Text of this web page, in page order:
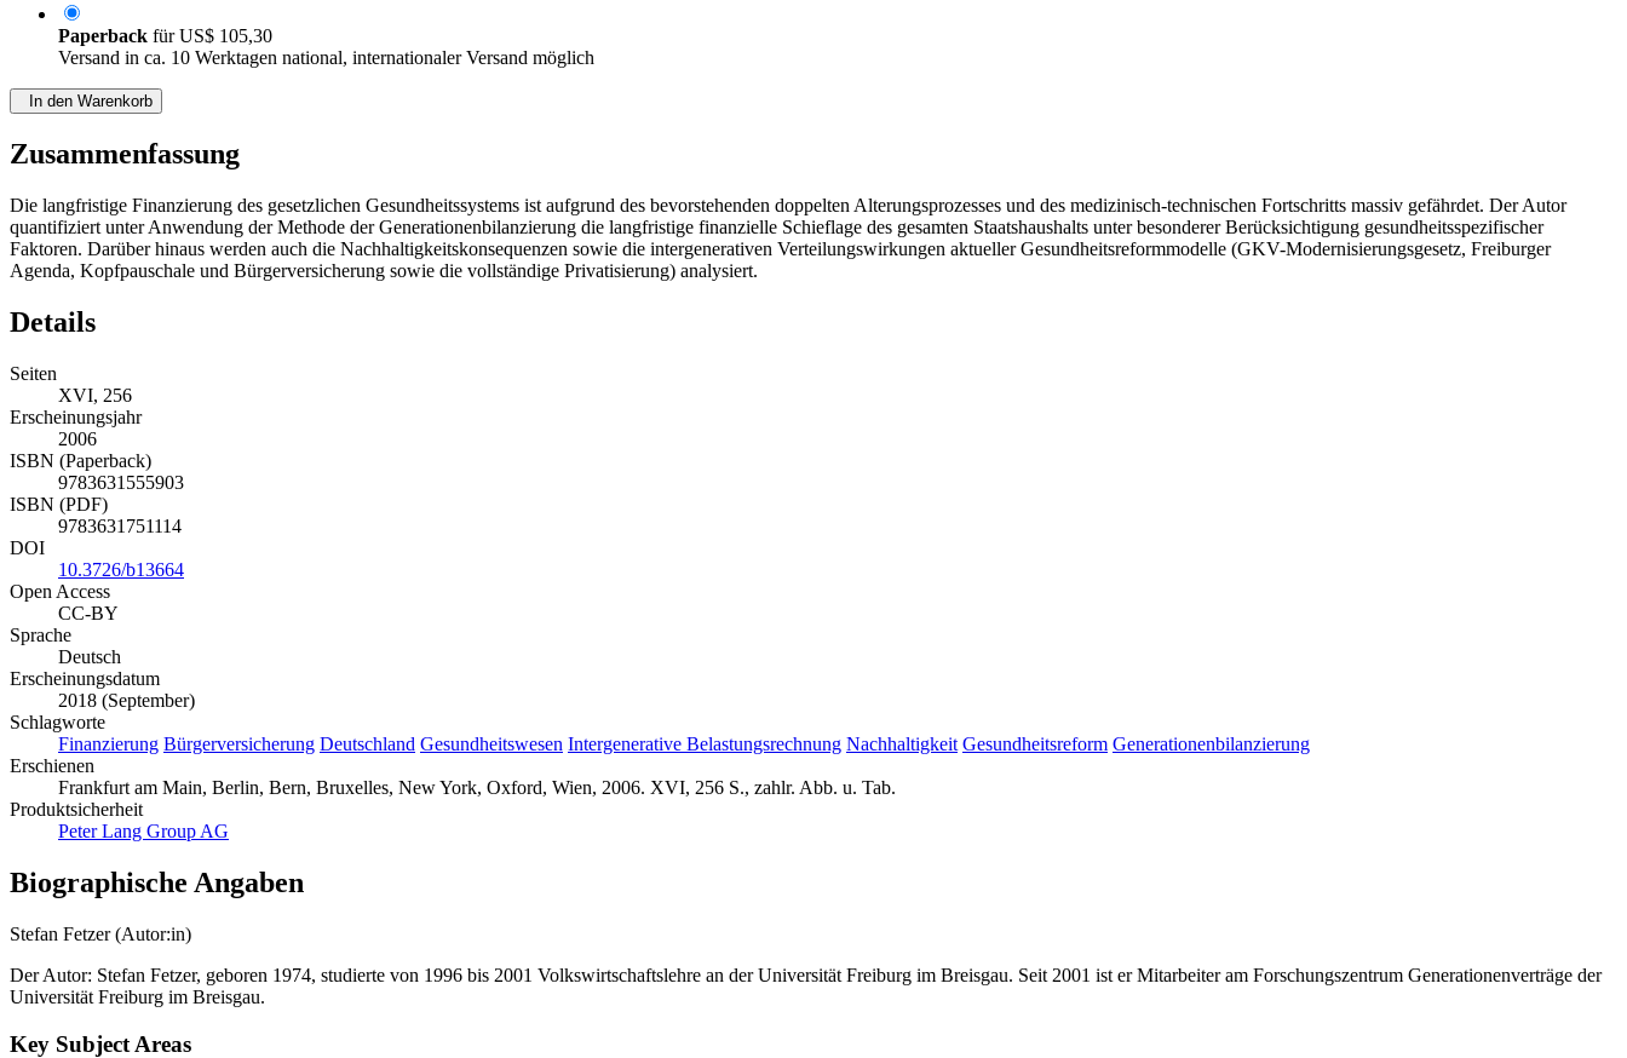
Paperback fürUS$ 105,30
Versand in ca. 10 Werktagen national, internationaler Versand möglich
In den Warenkorb
Zusammenfassung
Die langfristige Finanzierung des gesetzlichen Gesundheitssystems ist aufgrund des bevorstehenden doppelten Alterungsprozesses und des medizinisch-technischen Fortschritts massiv gefährdet. Der Autor
quantifiziert unter Anwendung der Methode der Generationenbilanzierung die langfristige finanzielle Schieflage des gesamten Staatshaushalts unter besonderer Berücksichtigung gesundheitsspezifischer
Faktoren. Darüber hinaus werden auch die Nachhaltigkeitskonsequenzen sowie die intergenerativen Verteilungswirkungen aktueller Gesundheitsreformmodelle (GKV-Modernisierungsgesetz, Freiburger
Agenda, Kopfpauschale und Bürgerversicherung sowie die vollständige Privatisierung) analysiert.
Details
Seiten
XVI, 256
Erscheinungsjahr
2006
ISBN (Paperback)
9783631555903
ISBN (PDF)
9783631751114
DOI
10.3726/b13664
Open Access
CC-BY
Sprache
Deutsch
Erscheinungsdatum
2018 (September)
Schlagworte
Finanzierung Bürgerversicherung Deutschland Gesundheitswesen Intergenerative Belastungsrechnung Nachhaltigkeit Gesundheitsreform Generationenbilanzierung
Erschienen
Frankfurt am Main, Berlin, Bern, Bruxelles, New York, Oxford, Wien, 2006. XVI, 256 S., zahlr. Abb. u. Tab.
Produktsicherheit
Peter Lang Group AG
Biographische Angaben
Stefan Fetzer (Autor:in)
Der Autor: Stefan Fetzer, geboren 1974, studierte von 1996 bis 2001 Volkswirtschaftslehre an der Universität Freiburg im Breisgau. Seit 2001 ist er Mitarbeiter am Forschungszentrum Generationenverträge der
Universität Freiburg im Breisgau.
Key Subject Areas